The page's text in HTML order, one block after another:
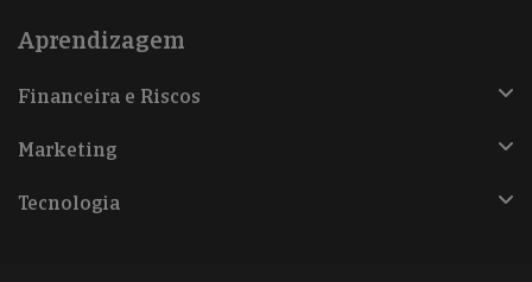
Aprendizagem
Financeira e Riscos
Marketing
Tecnologia